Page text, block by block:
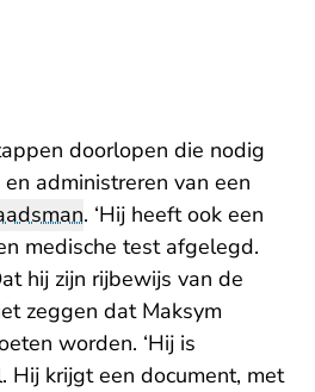
doorlopen die nodig
administreren van een
. ‘Hij heeft ook een
medische test afgelegd.
hij zijn rijbewijs van de
zeggen dat Maksym
worden. ‘Hij is
Hij krijgt een document, met